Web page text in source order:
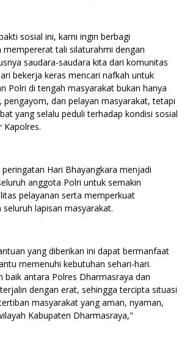
sosial ini, kami ingin berbagi
mempererat tali silaturahmi dengan
saudara-saudara kita dari komunitas
bekerja keras mencari nafkah untuk
Polri di tengah masyarakat bukan hanya
pengayom, dan pelayan masyarakat, tetapi
yang selalu peduli terhadap kondisi sosial
Kapolres.
Hari Bhayangkara menjadi
anggota Polri untuk semakin
pelayanan serta memperkuat
lapisan masyarakat.
yang diberikan ini dapat bermanfaat
memenuhi kebutuhan sehari-hari.
baik antara Polres Dharmasraya dan
dengan erat, sehingga tercipta situasi
masyarakat yang aman, nyaman,
Kabupaten Dharmasraya,"